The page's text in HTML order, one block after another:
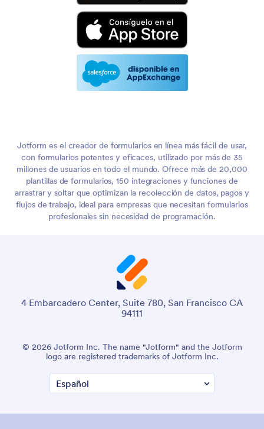
Jotform es el creador de formularios en línea más fácil de usar,
con formularios potentes y eficaces, utilizado por más de 35
millones de usuarios en todo el mundo. Ofrece más de 20,000
plantillas de formularios, 150 integraciones y funciones de
arrastrar y soltar que optimizan la recolección de datos, pagos y
flujos de trabajo, ideal para empresas que necesitan formularios
profesionales sin necesidad de programación.
4 Embarcadero Center, Suite 780, San Francisco CA
94111
© 2026 Jotform Inc. The name "Jotform" and the Jotform
logo are registered trademarks of Jotform Inc.